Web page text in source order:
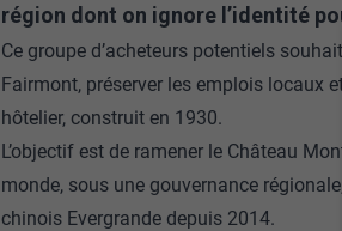
région dont on ignore l’identité
Ce groupe d’acheteurs potentiels
Fairmont, préserver les emplois locaux
hôtelier, construit en 1930.
L’objectif est de ramener le Château
monde, sous une gouvernance
chinois Evergrande depuis 2014.